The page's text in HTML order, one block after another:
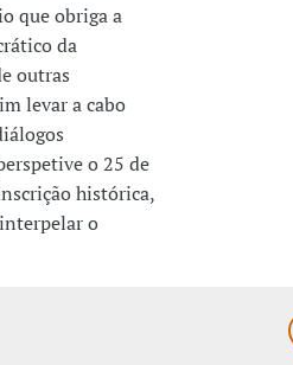
que obriga a
da
outras
levar a cabo
o 25 de
histórica,
o